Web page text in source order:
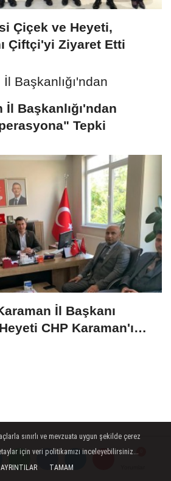
Çiçek ve Heyeti,
Çiftçi'yi Ziyaret Etti
İl Başkanlığı'ndan
Tepki
İl Başkanı
CHP Karaman'ı
sınırlı ve mevzuata uygun şekilde çerez
için veri politikamızı inceleyebilirsiniz...
AYRINTILAR
TAMAM